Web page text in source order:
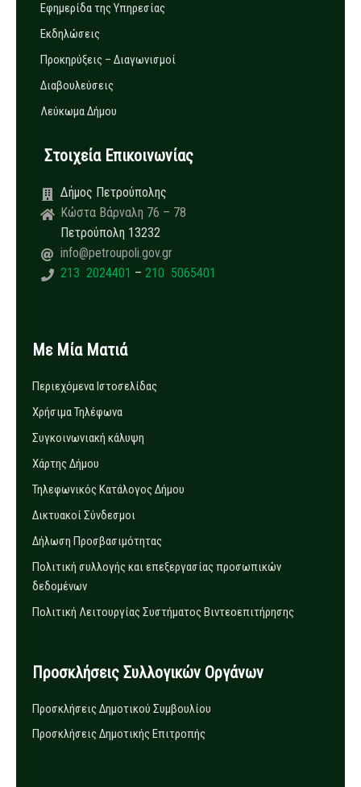
Εφημερίδα της Υπηρεσίας
Εκδηλώσεις
Προκηρύξεις – Διαγωνισμοί
Διαβουλεύσεις
Λεύκωμα Δήμου
Στοιχεία Επικοινωνίας
Δήμος Πετρούπολης
Κώστα Βάρναλη 76 – 78
Πετρούπολη 13232
info@petroupoli.gov.gr
213 2024401 – 210 5065401
Με Μία Ματιά
Περιεχόμενα Ιστοσελίδας
Χρήσιμα Τηλέφωνα
Συγκοινωνιακή κάλυψη
Χάρτης Δήμου
Τηλεφωνικός Κατάλογος Δήμου
Δικτυακοί Σύνδεσμοι
Δήλωση Προσβασιμότητας
Πολιτική συλλογής και επεξεργασίας προσωπικών
δεδομένων
Πολιτική Λειτουργίας Συστήματος Βιντεοεπιτήρησης
Προσκλήσεις Συλλογικών Οργάνων
Προσκλήσεις Δημοτικού Συμβουλίου
Προσκλήσεις Δημοτικής Επιτροπής